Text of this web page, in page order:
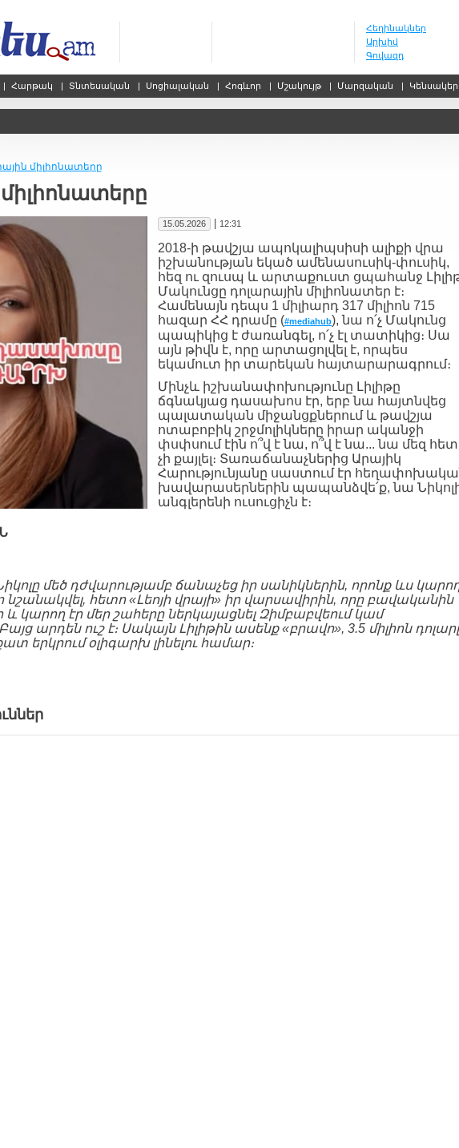
Հեղինակներ
Արխիվ
Գովազդ
| Հարթակ | Տնտեսական | Սոցիալական | Հոգևոր | Մշակույթ | Մարզական |
միլիոնատերը
15.05.2026 12:31
2018-ի թավշյա ապոկալիպսիսի ալիքի վրա
իշխանության եկած ամենասուսիկ-փուսիկ,
հեզ ու զուսպ և արտաքուստ ցպահանջ
Մակունցը դոլարային միլիոնատեր է։
Համենայն դեպս 1 միլիարդ 317 միլիոն 715
հազար ՀՀ դրամը (#mediahub), նա ո՛չ Մակունց
պապիկից է ժառանգել, ո՛չ էլ տատիկից։ Սա
այն թիվն է, որը արտացոլվել է, որպես
եկամուտ իր տարեկան հայտարարագրում։
Մինչև իշխանափոխությունը Լիլիթը
ճգնակյաց դասախոս էր, երբ նա հայտնվեց
պալատական միջանցքներում և թավշյա
ոտաբոբիկ շրջմոլիկները իրար ականջի
փսփսում էին ո՞վ է նա, ո՞վ է նա... նա մեզ հետ
չի քայլել։ Տառաճանաչներից Արայիկ
Հարությունյանը սաստում էր
խավարասերներին պապանձվե՛ք, նա
անգլերենի ուսուցիչն է։
մեծ դժվարությամբ ճանաչեց իր սանիկներին, որոնք ևս
հետո «Լեոյի վրայի» իր վարսավիրին, որը բավականին
կարող էր մեր շահերը ներկայացնել Զիմբաբվեում կամ
արդեն ուշ է։ Սակայն Լիլիթին ասենք «բրավո», 3.5 միլիոն
երկրում օլիգարխ լինելու համար։